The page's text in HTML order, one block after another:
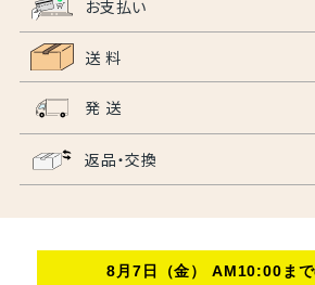
お支払い
送 料
発 送
返品・交換